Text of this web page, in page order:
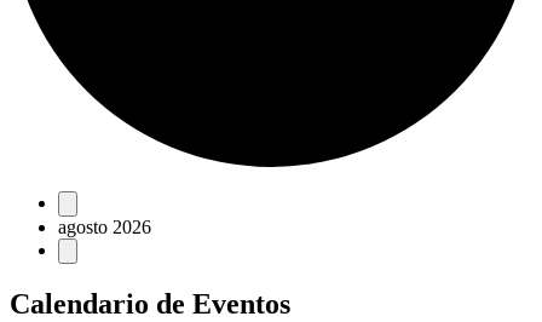
Eventos
agosto 2026
Calendario de Eventos